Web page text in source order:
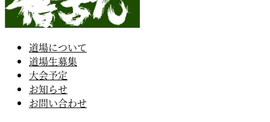
道場について
道場生募集
大会予定
お知らせ
お問い合わせ